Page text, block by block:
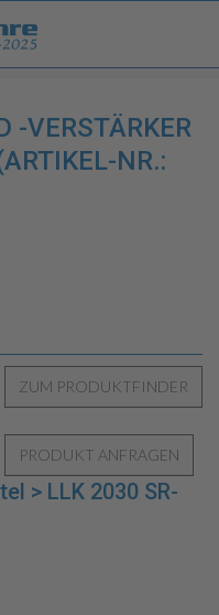
-VERSTÄRKER
NR.:
> LLK 2030 SR-